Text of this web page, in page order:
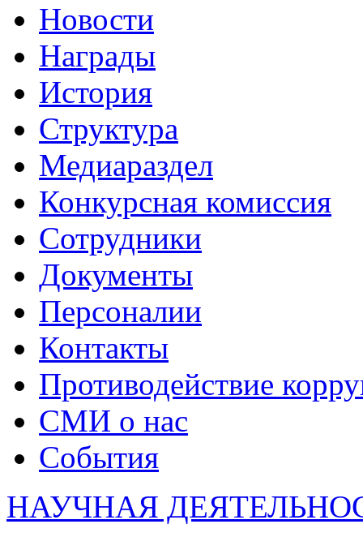
Новости
Награды
История
Структура
Медиараздел
Конкурсная комиссия
Сотрудники
Документы
Персоналии
Контакты
Противодействие
СМИ о нас
События
НАУЧНАЯ